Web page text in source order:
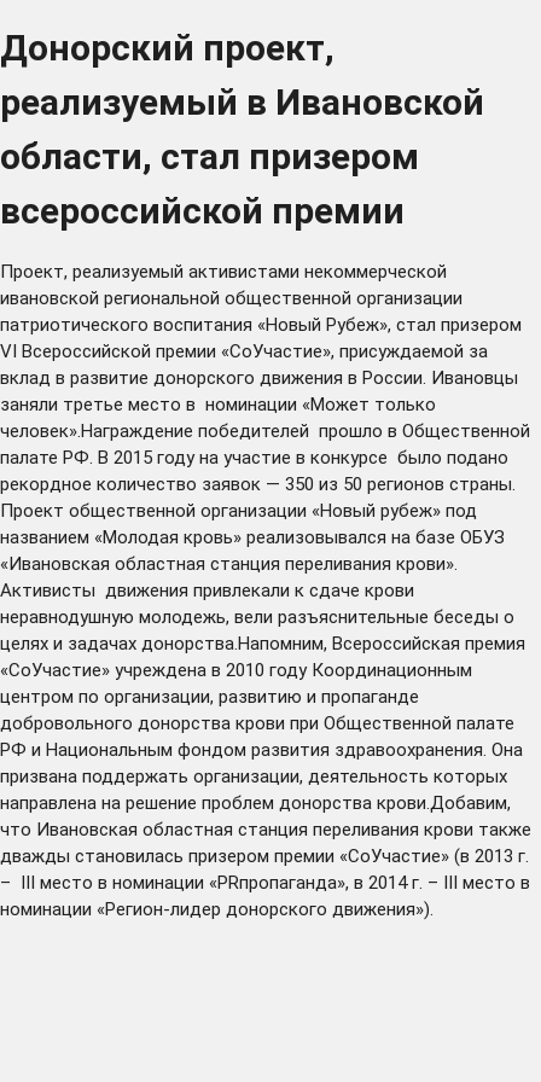
Донорский проект,
реализуемый в Ивановской
области, стал призером
всероссийской премии
Проект, реализуемый активистами некоммерческой
ивановской региональной общественной организации
патриотического воспитания «Новый Рубеж», стал призером
VI Всероссийской премии «СоУчастие», присуждаемой за
вклад в развитие донорского движения в России. Ивановцы
заняли третье место в номинации «Может только
человек».Награждение победителей прошло в Общественной
палате РФ. В 2015 году на участие в конкурсе было подано
рекордное количество заявок — 350 из 50 регионов страны.
Проект общественной организации «Новый рубеж» под
названием «Молодая кровь» реализовывался на базе ОБУЗ
«Ивановская областная станция переливания крови».
Активисты движения привлекали к сдаче крови
неравнодушную молодежь, вели разъяснительные беседы о
целях и задачах донорства.Напомним, Всероссийская премия
«СоУчастие» учреждена в 2010 году Координационным
центром по организации, развитию и пропаганде
добровольного донорства крови при Общественной палате
РФ и Национальным фондом развития здравоохранения. Она
призвана поддержать организации, деятельность которых
направлена на решение проблем донорства крови.Добавим,
что Ивановская областная станция переливания крови также
дважды становилась призером премии «СоУчастие» (в 2013 г.
– III место в номинации «PRпропаганда», в 2014 г. – III место в
номинации «Регион-лидер донорского движения»).